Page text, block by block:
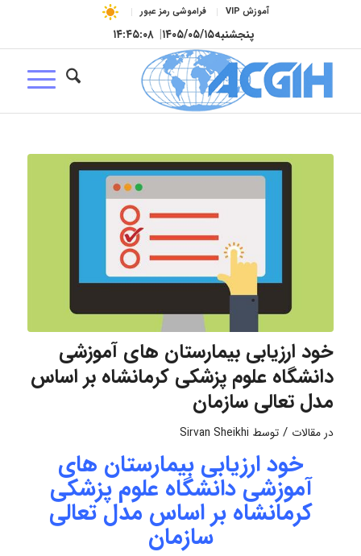
آموزش VIP فراموشی رمز عبور
پنجشنبه۱۴۰۵/۰۵/۱۵| ۱۴:۴۵:۰۹
خود ارزیابی بیمارستان های آموزشی
دانشگاه علوم پزشکی کرمانشاه بر اساس
مدل تعالی سازمان
در مقالات / توسط Sirvan Sheikhi
خود ارزیابی بیمارستان های
آموزشی دانشگاه علوم پزشکی
کرمانشاه بر اساس مدل تعالی
سازمان